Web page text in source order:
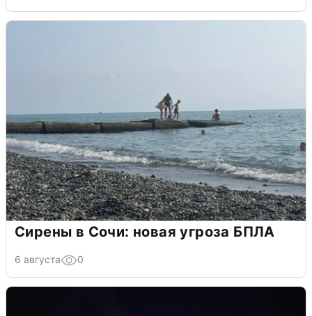
Сирены в Сочи: новая угроза БПЛА
6 августа 0